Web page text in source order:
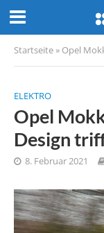
Startseite » Opel
ELEKTRO
Opel
Design
8. Februar 2021